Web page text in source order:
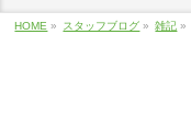
HOME » スタッフブログ » 雑記 »